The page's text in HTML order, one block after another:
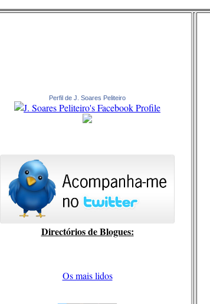
Perfil de J. Soares Peliteiro
Directórios de Blogues:
Os mais lidos